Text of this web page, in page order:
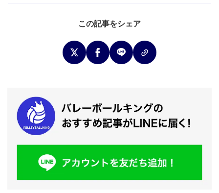
この記事をシェア